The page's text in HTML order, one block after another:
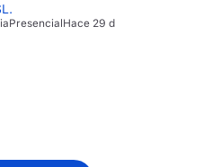
PresencialHace 29 d